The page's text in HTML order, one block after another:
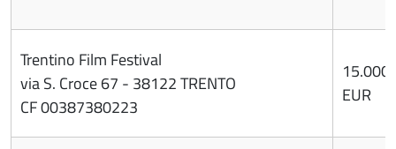
Trentino Film Festival
via S. Croce 67 - 38122 TRENTO
CF 00387380223
15.000
EUR